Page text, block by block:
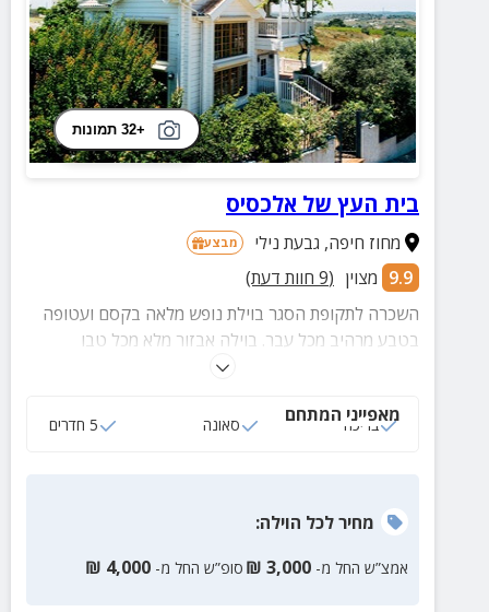
+32 תמונות
בית העץ של אלכסיס
מחוז חיפה, גבעת נילי מבצע
9.9 מצוין (
9 חוות דעת)
השכרה לתקופת הסגר בוילת נופש מלאה בקסם ועטופה
בטבע מרהיב מכל עבר. בוילה אבזור מלא מכל טבו
לחופשה בה לא יחסר לכם דבר!
מאפייני המתחם
בריכה סאונה 5 חדרים
מחירלכל הוילה:
אמצ”ש החל מ- 3,000
₪ סופ”ש החל מ- 4,000
₪